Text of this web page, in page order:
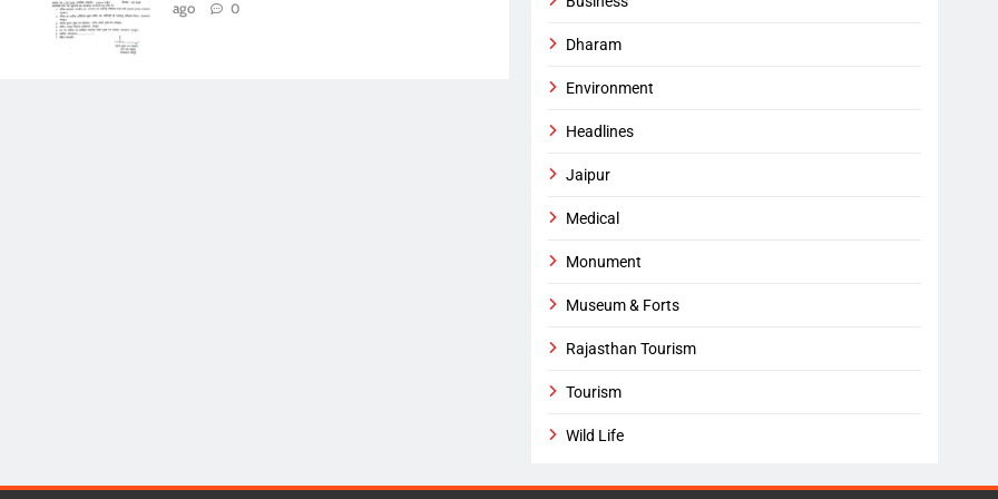
ago
0
Dharam
Environment
Headlines
Jaipur
Medical
Monument
Museum & Forts
Rajasthan Tourism
Tourism
Wild Life